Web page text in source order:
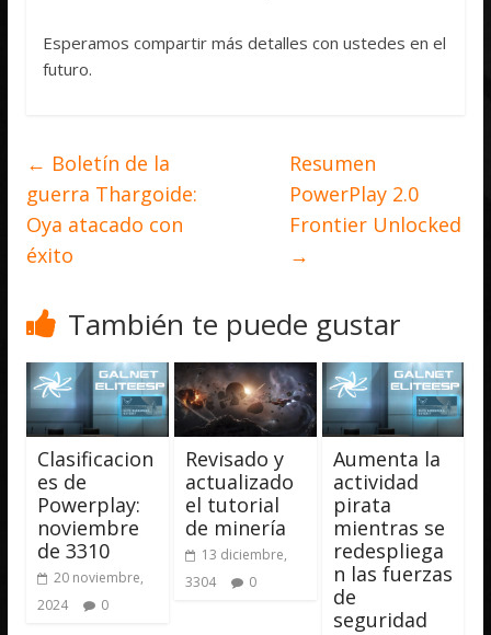
Esperamos compartir más detalles con ustedes en el
futuro.
← Boletín de la
guerra Thargoide:
Oya atacado con
éxito
Resumen
PowerPlay 2.0
Frontier Unlocked
→
También te puede gustar
Clasificacion
es de
Powerplay:
noviembre
de 3310
20 noviembre,
2024
0
Revisado y
actualizado
el tutorial
de minería
13 diciembre,
3304
0
Aumenta la
actividad
pirata
mientras se
redespliega
n las fuerzas
de
seguridad